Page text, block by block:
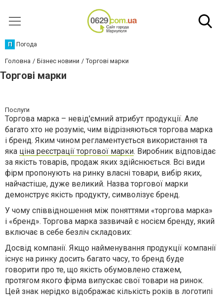
П Погода
Головна Бізнес новини Торгові марки
Торгові марки
Послуги
Торгова марка – невід'ємний атрибут продукції. Але
багато хто не розуміє, чим відрізняються торгова марка
і бренд. Яким чином регламентується використання та
яка ціна реєстрації торгової марки. Виробник відповідає
за якість товарів, продаж яких здійснюється. Всі види
фірм пропонують на ринку власні товари, вибір яких,
найчастіше, дуже великий. Назва торгової марки
демонструє якість продукту, символізує бренд.
У чому співвідношення між поняттями «торгова марка»
і «бренд». Торгова марка зазвичай є носієм бренду, який
включає в себе безліч складових:
Досвід компанії. Якщо найменування продукції компанії
існує на ринку досить багато часу, то бренд буде
говорити про те, що якість обумовлено стажем,
протягом якого фірма випускає свої товари на ринок.
Цей знак нерідко відображає кількість років в логотипі